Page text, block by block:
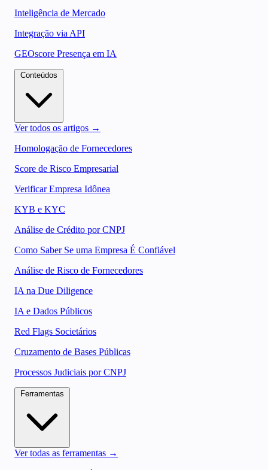
Inteligência de Mercado
Integração via API
GEOscore Presença em IA
Ver todos os artigos →
Homologação de Fornecedores
Score de Risco Empresarial
Verificar Empresa Idônea
KYB e KYC
Análise de Crédito por CNPJ
Como Saber Se uma Empresa É Confiável
Análise de Risco de Fornecedores
IA na Due Diligence
IA e Dados Públicos
Red Flags Societários
Cruzamento de Bases Públicas
Processos Judiciais por CNPJ
Ver todas as ferramentas →